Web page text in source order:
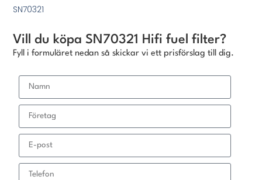
SN70321
Vill du köpa SN70321 Hifi fuel filter?
Fyll i formuläret nedan så skickar vi ett prisförslag till dig.